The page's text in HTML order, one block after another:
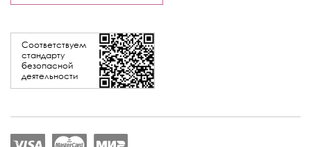
Соответствуем
стандарту
безопасной
деятельности